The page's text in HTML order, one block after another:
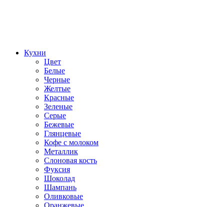
Кухни
Цвет
Белые
Черные
Желтые
Красные
Зеленые
Серые
Бежевые
Глянцевые
Кофе с молоком
Металлик
Слоновая кость
Фуксия
Шоколад
Шампань
Оливковые
Оранжевые